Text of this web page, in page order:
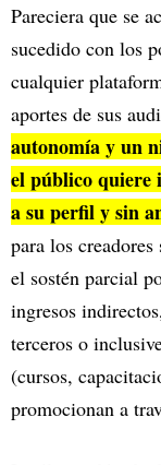
Pareciera que se
sucedido con los
cualquier
aportes de sus
autonomía y un
el público quiere
a su perfil y sin
para los
el sostén parcial
ingresos
terceros o
(cursos,
promocionan a